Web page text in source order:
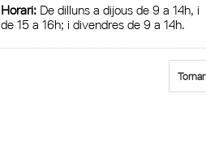
Horari: De dilluns a dijous de 9 a 14h, i
de 15 a 16h; i divendres de 9 a 14h.
Tornar